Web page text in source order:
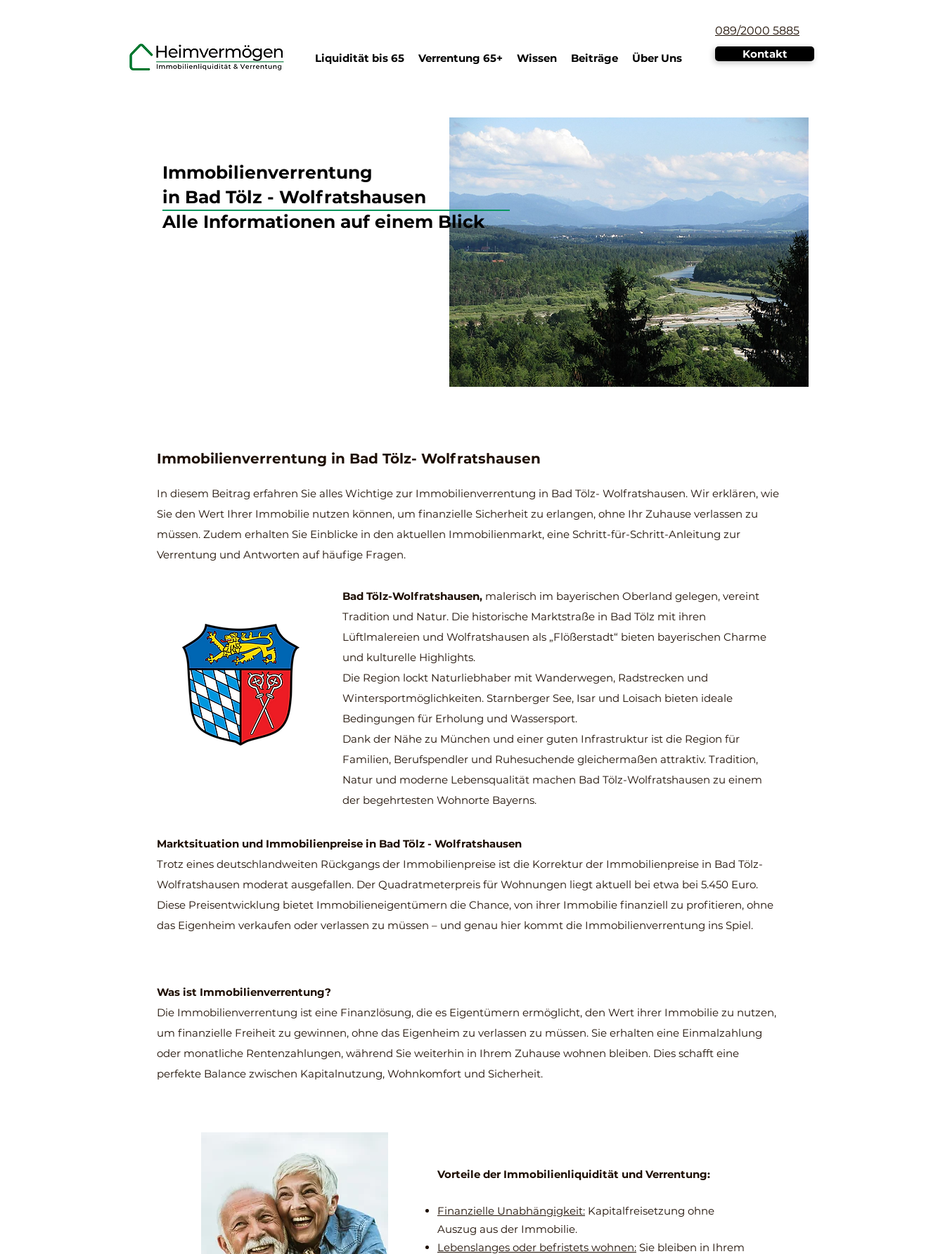
Liquidität bis 65 Verrentung 65+ Wissen Beiträge Über Uns
089/2000 5885
Kontakt
Immobilienverrentung
in Bad Tölz - Wolfratshausen
Alle Informationen auf einem Blick
Immobilienverrentung in Bad Tölz- Wolfratshausen
In diesem Beitrag erfahren Sie alles Wichtige zur Immobilienverrentung in Bad Tölz- Wolfratshausen. Wir erklären, wie
Sie den Wert Ihrer Immobilie nutzen können, um finanzielle Sicherheit zu erlangen, ohne Ihr Zuhause verlassen zu
müssen. Zudem erhalten Sie Einblicke in den aktuellen Immobilienmarkt, eine Schritt-für-Schritt-Anleitung zur
Verrentung und Antworten auf häufige Fragen.
Bad Tölz-Wolfratshausen, malerisch im bayerischen Oberland gelegen, vereint
Tradition und Natur. Die historische Marktstraße in Bad Tölz mit ihren
Lüftlmalereien und Wolfratshausen als „Flößerstadt“ bieten bayerischen Charme
und kulturelle Highlights.
Die Region lockt Naturliebhaber mit Wanderwegen, Radstrecken und
Wintersportmöglichkeiten. Starnberger See, Isar und Loisach bieten ideale
Bedingungen für Erholung und Wassersport.
Dank der Nähe zu München und einer guten Infrastruktur ist die Region für
Familien, Berufspendler und Ruhesuchende gleichermaßen attraktiv. Tradition,
Natur und moderne Lebensqualität machen Bad Tölz-Wolfratshausen zu einem
der begehrtesten Wohnorte Bayerns.
Marktsituation und Immobilienpreise in Bad Tölz - Wolfratshausen
Trotz eines deutschlandweiten Rückgangs der Immobilienpreise ist die Korrektur der Immobilienpreise in Bad Tölz-
Wolfratshausen moderat ausgefallen. Der Quadratmeterpreis für Wohnungen liegt aktuell bei etwa bei 5.450 Euro.
Diese Preisentwicklung bietet Immobilieneigentümern die Chance, von ihrer Immobilie finanziell zu profitieren, ohne
das Eigenheim verkaufen oder verlassen zu müssen – und genau hier kommt die Immobilienverrentung ins Spiel.
Was ist Immobilienverrentung?
Die Immobilienverrentung ist eine Finanzlösung, die es Eigentümern ermöglicht, den Wert ihrer Immobilie zu nutzen,
um finanzielle Freiheit zu gewinnen, ohne das Eigenheim zu verlassen zu müssen. Sie erhalten eine Einmalzahlung
oder monatliche Rentenzahlungen, während Sie weiterhin in Ihrem Zuhause wohnen bleiben. Dies schafft eine
perfekte Balance zwischen Kapitalnutzung, Wohnkomfort und Sicherheit.
Vorteile der Immobilienliquidität und Verrentung:
Finanzielle Unabhängigkeit: Kapitalfreisetzung ohne
Auszug aus der Immobilie.
Lebenslanges oder befristets wohnen: Sie bleiben in Ihrem